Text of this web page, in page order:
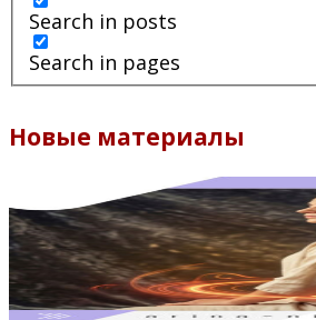
Search in posts
Search in pages
Новые материалы